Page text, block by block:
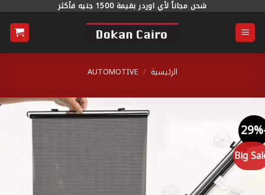
شحن مجاناً لأي اوردر بقيمة 1500 جنيه فأكثر
الرئيسية /
AUTOMOTIVE
Big